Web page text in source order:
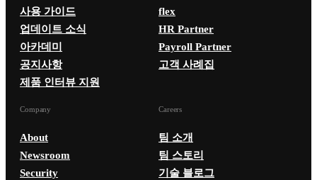
사용 가이드
업데이트 소식
아카데미
공지사항
제품 인터뷰 지원
flex
HR Partner
Payroll Partner
고객 사례집
Company
About
Newsroom
Security
Careers
팀 소개
팀 스토리
기술 블로그